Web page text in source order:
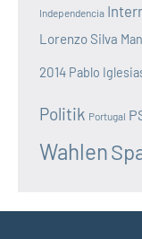
Independencia
Lorenzo Silva
2014 Pablo
Politik Portugal
Wahlen